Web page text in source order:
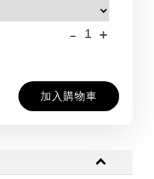
- +
加入購物車